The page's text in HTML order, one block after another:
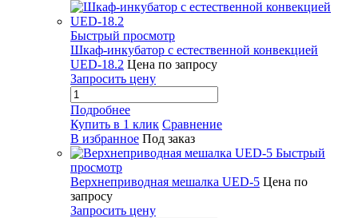
Быстрый просмотр
Шкаф-инкубатор с естественной конвекцией
UED-18.2 Цена по запросу
Запросить цену
Подробнее
Купить в 1 клик Сравнение
В избранное Под заказ
Быстрый
просмотр
Верхнеприводная мешалка UED-5 Цена по
запросу
Запросить цену